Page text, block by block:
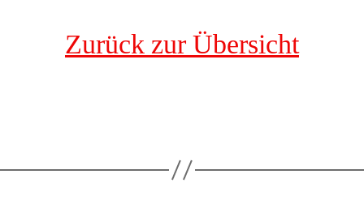
Zurück zur Übersicht